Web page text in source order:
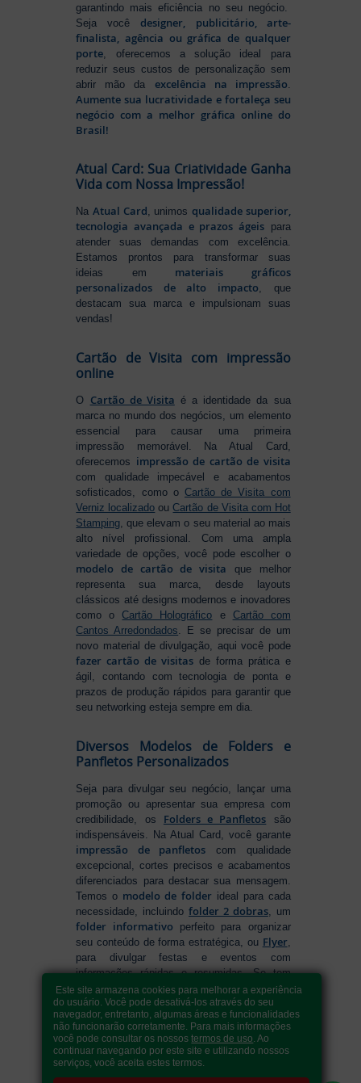
garantindo mais eficiência no seu negócio.
Seja vocêdesigner, publicitário, arte-
finalista, agência ou gráfica de qualquer
porte , oferecemos a solução ideal para
reduzir seus custos de personalização sem
abrir mão da excelência na impressão
Aumente sua lucratividade e fortaleça seu
negócio com a melhor gráfica online do
Brasil!
Atual Card: Sua Criatividade Ganha
Vida com Nossa Impressão!
Na Atual Card, unimos qualidade superior,
tecnologia avançada e prazos ágeispara
atender suas demandas com excelência.
Estamos prontos para transformar suas
ideias em materiais gráficos
personalizados de alto impacto, que
destacam sua marca e impulsionam suas
vendas!
Cartão de Visita com impressão
online
O Cartão de Visita é a identidade da sua
marca no mundo dos negócios, um elemento
essencial para causar uma primeira
impressão memorável. Na Atual Card,
oferecemos impressão de cartão de visita
com qualidade impecável e acabamentos
sofisticados, como o Cartão de Visita com
Verniz localizado ouCartão de Visita com Hot
Stamping , que elevam o seu material ao mais
alto nível profissional. Com uma ampla
variedade de opções, você pode escolher o
modelo de cartão de visita que melhor
representa sua marca, desde layouts
clássicos até designs modernos e inovadores
como oCartão Holográfico e Cartão com
Cantos Arredondados . E se precisar de um
novo material de divulgação, aqui você pode
fazer cartão de visitas de forma prática e
ágil, contando com tecnologia de ponta e
prazos de produção rápidos para garantir que
seu networking esteja sempre em dia.
Diversos Modelos de Folders e
Panfletos Personalizados
Seja para divulgar seu negócio, lançar uma
promoção ou apresentar sua empresa com
credibilidade, os Folders e Panfletos são
indispensáveis. Na Atual Card, você garante
impressão de panfletos com qualidade
excepcional, cortes precisos e acabamentos
diferenciados para destacar sua mensagem.
Temos o modelo de folder ideal para cada
necessidade, incluindofolder 2 dobras, um
folder informativo perfeito para organizar
seu conteúdo de forma estratégica, ou Flyer
para divulgar festas e eventos com
informações rápidas e resumidas. Se tem
dúvidas sobrecomo fazer folders, conte
com nossa variedade de formatos e opções
para criar um material que realmente se
destaca. Produção ágil, entrega rápida e
qualidade garantida para levar sua
comunicação a outro nível!
Este site armazena cookies para melhorar a experiência
do usuário. Você pode desativá-los através do seu
navegador, entretanto, algumas áreas e funcionalidades
não funcionarão corretamente. Para mais informações
você pode consultar os nossostermos de uso. Ao
continuar navegando por este site e utilizando nossos
serviços, você aceita estes termos.